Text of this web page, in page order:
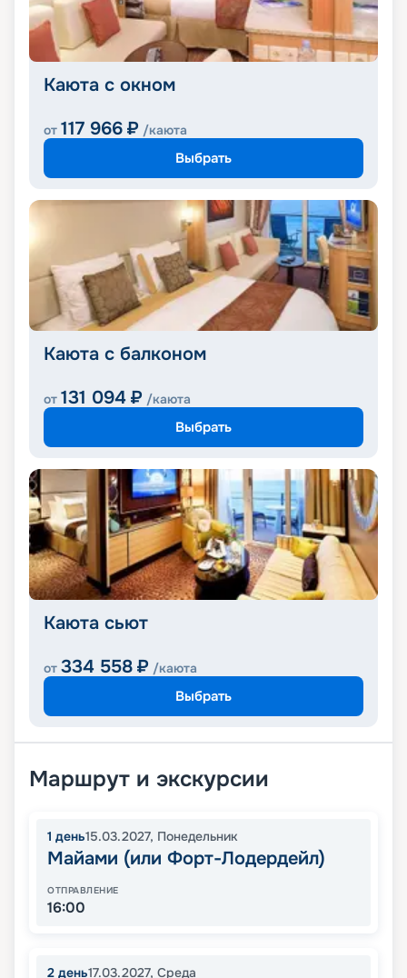
Каюта с окном
от 117 966 ₽ /каюта
Выбрать
Каюта с балконом
от 131 094 ₽ /каюта
Выбрать
Каюта сьют
от 334 558 ₽ /каюта
Выбрать
Маршрут и экскурсии
1 день15.03.2027, Понедельник
Майами (или Форт-Лодердейл)
ОТПРАВЛЕНИЕ
16:00
2 день17.03.2027, Среда